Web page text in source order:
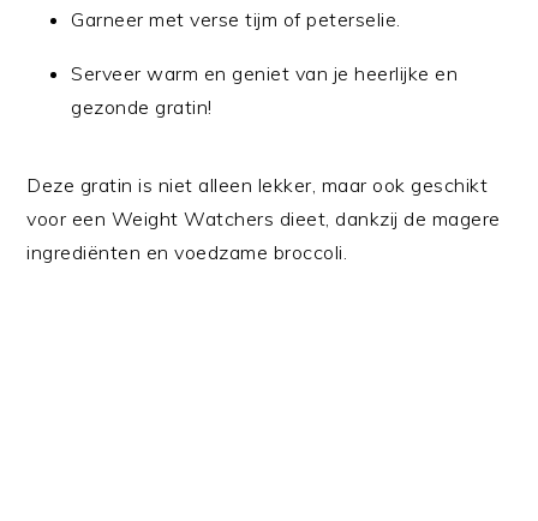
Garneer met verse tijm of peterselie.
Serveer warm en geniet van je heerlijke en
gezonde gratin!
Deze gratin is niet alleen lekker, maar ook geschikt
voor een Weight Watchers dieet, dankzij de magere
ingrediënten en voedzame broccoli.